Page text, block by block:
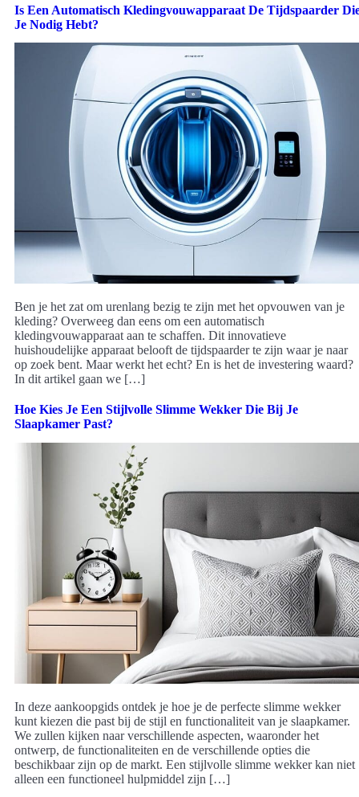
Is Een Automatisch Kledingvouwapparaat De Tijdspaarder
Je Nodig Hebt?
Ben je het zat om urenlang bezig te zijn met het opvouwen van je
kleding? Overweeg dan eens om een automatisch
kledingvouwapparaat aan te schaffen. Dit innovatieve
huishoudelijke apparaat belooft de tijdspaarder te zijn waar je naar
op zoek bent. Maar werkt het echt? En is het de investering waard?
In dit artikel gaan we […]
Hoe Kies Je Een Stijlvolle Slimme Wekker Die Bij Je
Slaapkamer Past?
In deze aankoopgids ontdek je hoe je de perfecte slimme wekker
kunt kiezen die past bij de stijl en functionaliteit van je slaapkamer.
We zullen kijken naar verschillende aspecten, waaronder het
ontwerp, de functionaliteiten en de verschillende opties die
beschikbaar zijn op de markt. Een stijlvolle slimme wekker kan niet
alleen een functioneel hulpmiddel zijn […]